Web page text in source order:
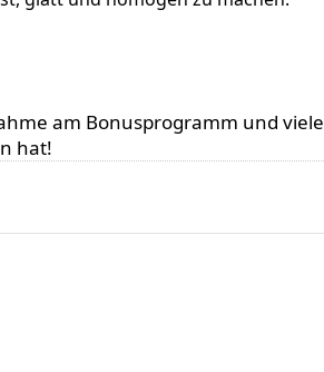
am Bonusprogramm und viele
hat!